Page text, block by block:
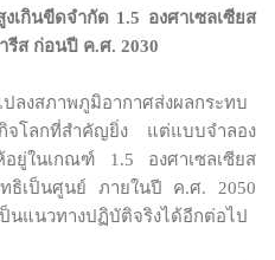
กินขีดจำกัด 1.5 องศาเซลเซียส
ส ก่อนปี ค.ศ. 2030
ลงสภาพภูมิอากาศส่งผลกระทบ
กิจโลกที่สำคัญยิ่ง แต่แบบจำลอง
ยู่ในเกณฑ์ 1.5 องศาเซลเซียส
ทธิเป็นศูนย์ ภายในปี ค.ศ. 2050
นแนวทางปฏิบัติจริงได้อีกต่อไป